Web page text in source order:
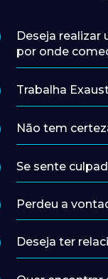
Deseja realizar
por onde
Trabalha
Não tem
Se sente
Perdeu a
Deseja ter